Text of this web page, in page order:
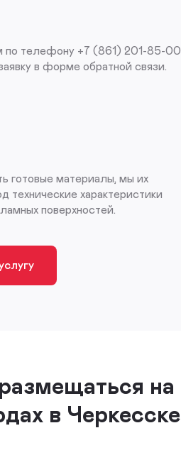
по телефону +7 (861) 201-85-00
в форме обратной связи.
готовые материалы, мы их
технические характеристики
поверхностей.
на
в Черкесске